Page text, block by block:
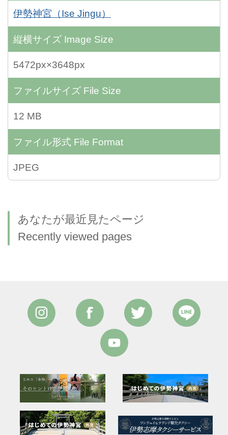
伊勢神宮（Ise Jingu）
縦横サイズ Image Size
5472px×3648px
ファイルサイズ File Size
12 MB
ファイル形式 File Format
JPEG
あなたが最近見たページ
Recently viewed pages